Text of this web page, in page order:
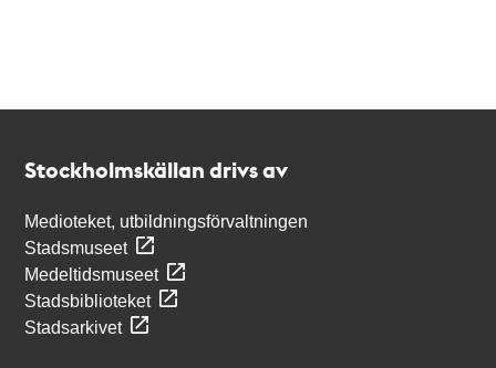
Stockholmskällan drivs av
Medioteket, utbildningsförvaltningen
Stadsmuseet
Medeltidsmuseet
Stadsbiblioteket
Stadsarkivet